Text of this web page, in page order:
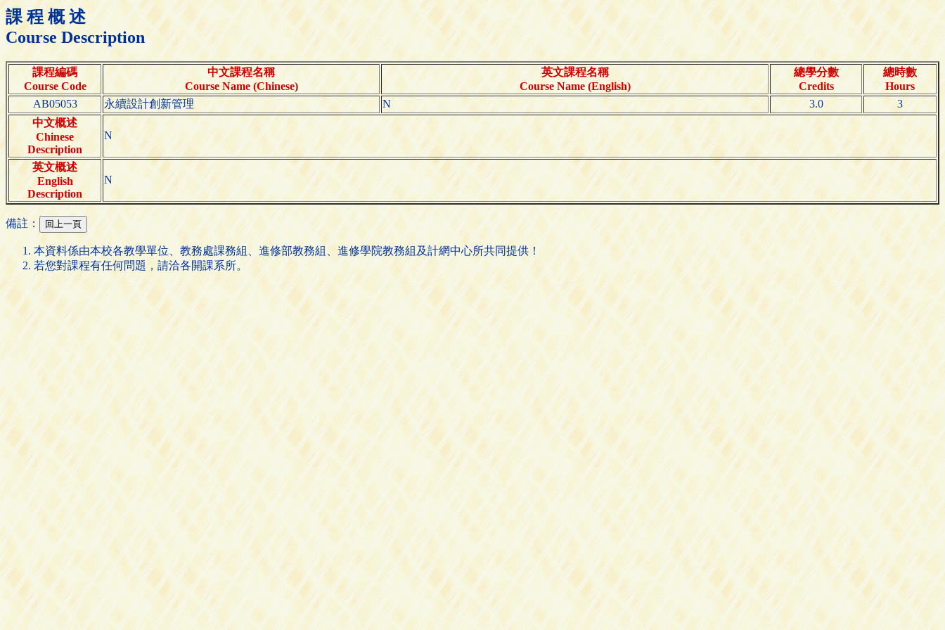
課 程 概 述
Course Description
課程編碼
Course Code
中文課程名稱
Course Name (Chinese)
英文課程名稱
Course Name (English)
總學分數
Credits
總時數
Hours
AB05053
永續設計創新管理 N 3.0
3
中文概述
Chinese
Description
N
英文概述
English
Description
N
備註：
本資料係由本校各教學單位、教務處課務組、進修部教務組、進修學院教務組及計網中心所共同提供！
若您對課程有任何問題，請洽各開課系所。